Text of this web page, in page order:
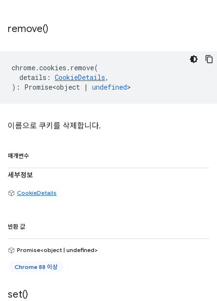
remove()
chrome.cookies . remove(
details : CookieDetails,
) : Promise<object | undefined>
이름으로 쿠키를 삭제합니다.
매개변수
세부정보
CookieDetails
반환 값
Promise<object | undefined>
Chrome 88 이상
set()